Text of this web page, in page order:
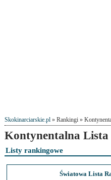
Skokinarciarskie.pl» Rankingi »
Kontynentalna
Listy rankingowe
Światowa Lista